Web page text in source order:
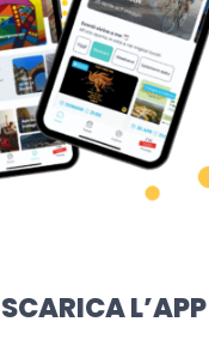
SCARICA L’APP